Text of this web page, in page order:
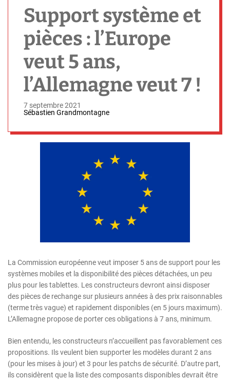
Support système et
pièces : l’Europe
veut 5 ans,
l’Allemagne veut 7 !
7 septembre 2021
Sébastien Grandmontagne
La Commission européenne veut imposer 5 ans de support pour les
systèmes mobiles et la disponibilité des pièces détachées, un peu
plus pour les tablettes. Les constructeurs devront ainsi disposer
des pièces de rechange sur plusieurs années à des prix raisonnables
(terme très vague) et rapidement disponibles (en 5 jours maximum).
L’Allemagne propose de porter ces obligations à 7 ans, minimum.
Bien entendu, les constructeurs n’accueillent pas favorablement ces
propositions. Ils veulent bien supporter les modèles durant 2 ans
(pour les mises à jour) et 3 pour les patchs de sécurité. D’autre part,
ils considèrent que la liste des composants disponibles devrait être